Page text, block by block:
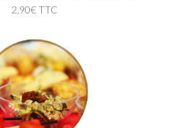
2,90€ TTC